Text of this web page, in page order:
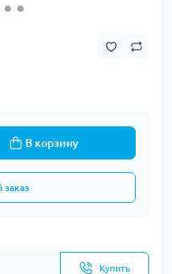
В корзину
заказ
Купить